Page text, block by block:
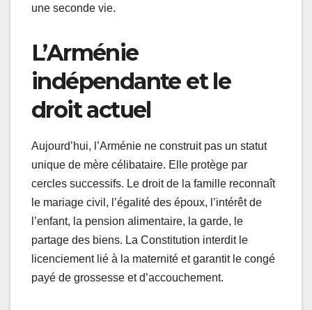
une seconde vie.
L’Arménie
indépendante et le
droit actuel
Aujourd’hui, l’Arménie ne construit pas un statut
unique de mère célibataire. Elle protège par
cercles successifs. Le droit de la famille reconnaît
le mariage civil, l’égalité des époux, l’intérêt de
l’enfant, la pension alimentaire, la garde, le
partage des biens. La Constitution interdit le
licenciement lié à la maternité et garantit le congé
payé de grossesse et d’accouchement.